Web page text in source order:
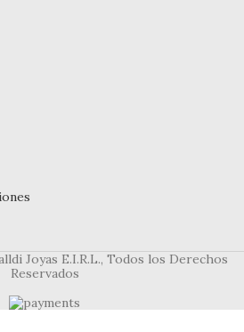
Joyas E.I.R.L., Todos los Derechos
Reservados